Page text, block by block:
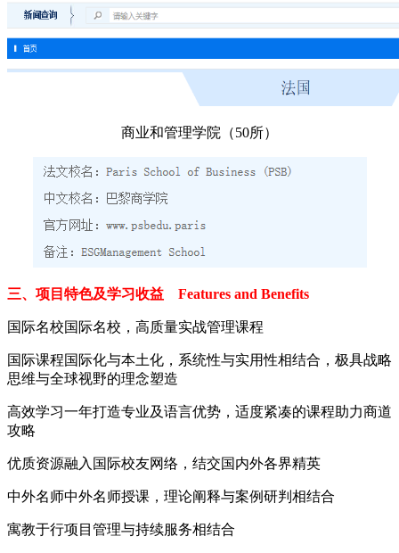
商业和管理学院（50所）
三、项目特色及学习收益 Features and Benefits
国际名校国际名校，高质量实战管理课程
国际课程国际化与本土化，系统性与实用性相结合，极具战略
思维与全球视野的理念塑造
高效学习一年打造专业及语言优势，适度紧凑的课程助力商道
攻略
优质资源融入国际校友网络，结交国内外各界精英
中外名师中外名师授课，理论阐释与案例研判相结合
寓教于行项目管理与持续服务相结合